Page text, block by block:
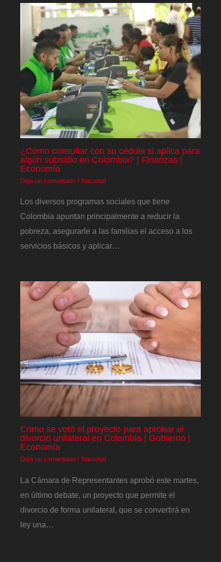
¿Cómo consultar con su cédula si aplica para
algún subsidio en Colombia? | Finanzas |
Economía
Deja un comentario / Nacional
Los diversos programas sociales que tiene
Colombia apuntan principalmente a reducir la
pobreza, asegurarle a las familias el acceso a los
servicios básicos y aplicar…
Cómo se votó el proyecto para aprobar el
divorcio unilateral en Colombia | Gobierno |
Economía
Deja un comentario / Nacional
La Cámara de Representantes aprobó este martes,
en último debate, un proyecto que permite el
divorcio de forma unilateral, que se convertirá en
ley una…